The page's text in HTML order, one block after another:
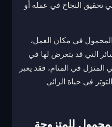
تحقيق النجاح في عمله أو
في مكان العمل،
التي قد يتعرض لها في
المنزل في المنام، فقد يعبر
في حياة الرائي
للمتزوجة